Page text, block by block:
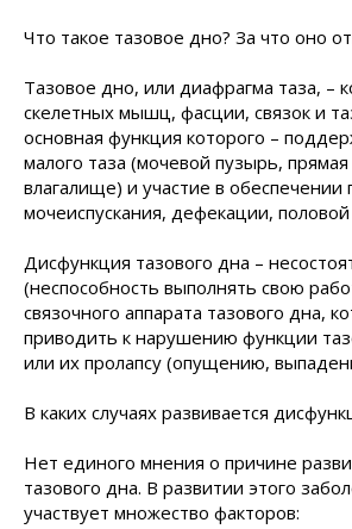
Что такое тазовое дно? За что оно
Тазовое дно, или диафрагма таза, –
скелетных мышц, фасции, связок и
основная функция которого –
малого таза (мочевой пузырь,
влагалище) и участие в обеспечении
мочеиспускания, дефекации,
Дисфункция тазового дна –
(неспособность выполнять свою
связочного аппарата тазового дна,
приводить к нарушению функции
или их пролапсу (опущению,
В каких случаях развивается
Нет единого мнения о причине
тазового дна. В развитии этого
участвует множество факторов: